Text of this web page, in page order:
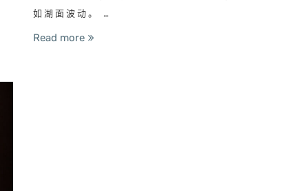
如湖面波动。 …
Read more